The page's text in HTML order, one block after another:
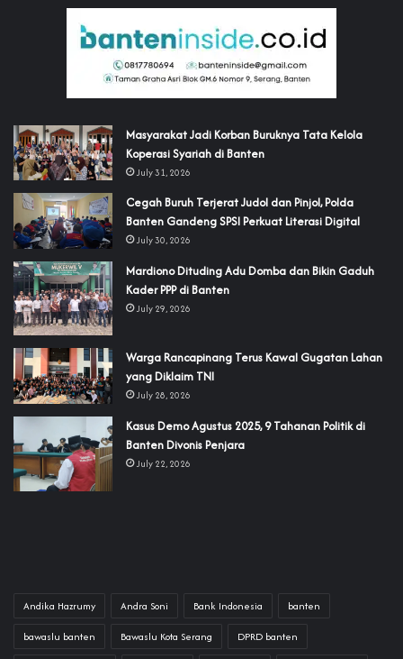
‎Masyarakat Jadi Korban Buruknya Tata Kelola
Koperasi Syariah di Banten
July 31, 2026
Cegah Buruh Terjerat Judol dan Pinjol, Polda
Banten Gandeng SPSI Perkuat Literasi Digital
July 30, 2026
‎Mardiono Dituding Adu Domba dan Bikin Gaduh
Kader PPP di Banten
July 29, 2026
‎Warga Rancapinang Terus Kawal Gugatan Lahan
yang Diklaim TNI‎‎
July 28, 2026
‎Kasus Demo Agustus 2025, 9 Tahanan Politik di
Banten Divonis Penjara
July 22, 2026
Andika Hazrumy Andra Soni Bank Indonesia banten
bawaslu banten Bawaslu Kota Serang DPRD banten